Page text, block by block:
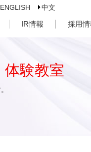
ENGLISH 中文
IR情報 採用
験教室